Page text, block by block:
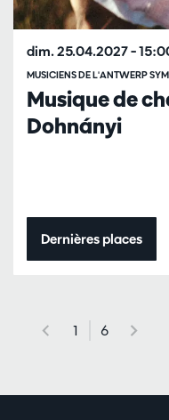
Musique de
Dohnányi
MUSICIENS DE L'ANTWERP
dim. 25.04.2027–
Dernières places
1 6